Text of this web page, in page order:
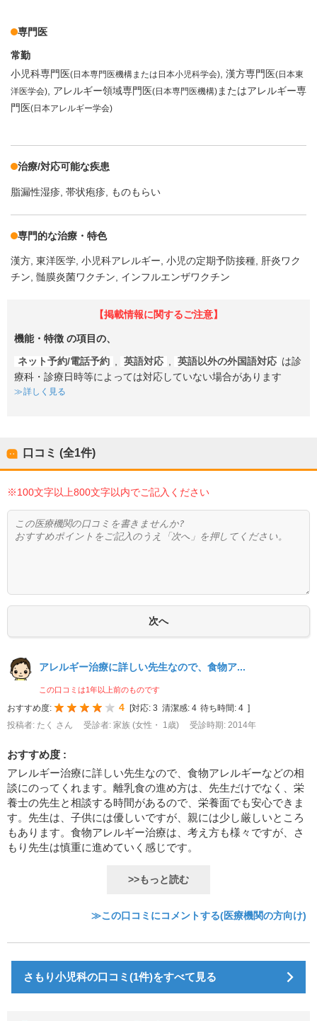
専門医
常勤
小児科専門医(日本専門医機構または日本小児科学会) 漢方専門医(日本東
洋医学会)
アレルギー領域専門医(日本専門医機構)またはアレルギー専
門医(日本アレルギー学会)
治療/対応可能な疾患
脂漏性湿疹 帯状疱疹 ものもらい
専門的な治療・特色
漢方 東洋医学 小児科アレルギー 小児の定期予防接種
肝炎ワク
チン 髄膜炎菌ワクチン インフルエンザワクチン
【掲載情報に関するご注意】
機能・特徴 の項目の、
ネット予約/電話予約 英語対応 英語以外の外国語対応 は診
療科・診療日時等によっては対応していない場合があります
詳しく見る
口コミ (全1件)
※100文字以上800文字以内でご記入ください
アレルギー治療に詳しい先生なので、食物ア...
この口コミは1年以上前のものです
おすすめ度: 4 対応: 3 清潔感: 4 待ち時間: 4
投稿者: たく さん
受診者: 家族 (女性・ 1歳) 受診時期: 2014年
おすすめ度 :
アレルギー治療に詳しい先生なので、食物アレルギーなどの相
談にのってくれます。離乳食の進め方は、先生だけでなく、栄
養士の先生と相談する時間があるので、栄養面でも安心できま
す。先生は、子供には優しいですが、親には少し厳しいところ
もあります。食物アレルギー治療は、考え方も様々ですが、さ
もり先生は慎重に進めていく感じです。
>>もっと読む
≫この口コミにコメントする(医療機関の方向け)
さもり小児科の口コミ(1件)をすべて見る